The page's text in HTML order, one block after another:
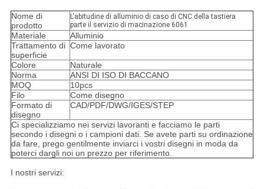
Nome di
prodotto
L'abitudine di alluminio di caso di CNC della tastiera
parte il servizio di macinazione 6061
Materiale
Alluminio
Trattamento di
superficie
Come lavorato
Colore
Naturale
Norma
ANSI DI ISO DI BACCANO
MOQ
10pcs
Filo
Come disegno
Formato di
disegno
CAD/PDF/DWG/IGES/STEP
Ci specializziamo nei servizi lavoranti e facciamo le parti
secondo i disegni o i campioni dati. Se avete parti su ordinazione
da fare, prego gentilmente inviarci i vostri disegni in moda da
poterci dargli noi un prezzo per riferimento.
I nostri servizi: